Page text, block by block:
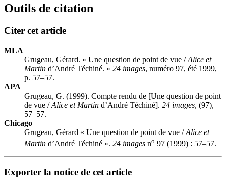
Outils de citation
Citer cet article
MLA
Grugeau, Gérard. « Une question de point de vue /Alice et
Martin d’André Téchiné. » 24 images, numéro 97, été 1999,
p. 57–57.
APA
Grugeau, G. (1999). Compte rendu de [Une question de point
de vue /Alice et Martin d’André Téchiné]. 24 images, (97),
57–57.
Chicago
Grugeau, Gérard « Une question de point de vue /Alice et
Martin d’André Téchiné ». 24 images no 97 (1999) : 57–57.
Exporter la notice de cet article